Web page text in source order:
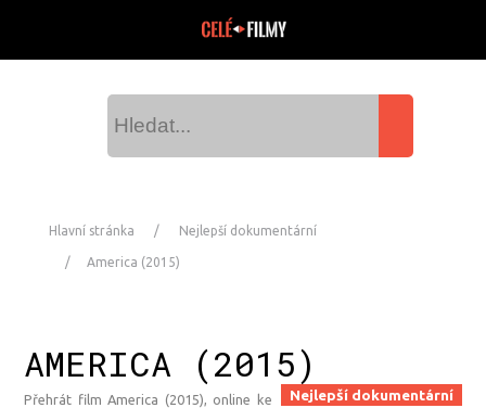
Hlavní stránka Nejlepší dokumentární
America (2015)
AMERICA (2015)
Nejlepší dokumentární
Přehrát film America (2015), online ke